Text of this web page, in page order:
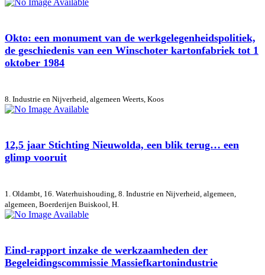
Okto: een monument van de werkgelegenheidspolitiek,
de geschiedenis van een Winschoter kartonfabriek tot 1
oktober 1984
8. Industrie en Nijverheid, algemeen Weerts, Koos
12,5 jaar Stichting Nieuwolda, een blik terug… een
glimp vooruit
1. Oldambt, 16. Waterhuishouding, 8. Industrie en Nijverheid, algemeen,
algemeen, Boerderijen Buiskool, H.
Eind-rapport inzake de werkzaamheden der
Begeleidingscommissie Massiefkartonindustrie